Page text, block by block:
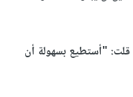
قلت: "أستطيع بسهولة أن